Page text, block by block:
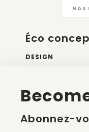
Éco
DESIGN
TEXTILE & TRIMS
Abonnez-